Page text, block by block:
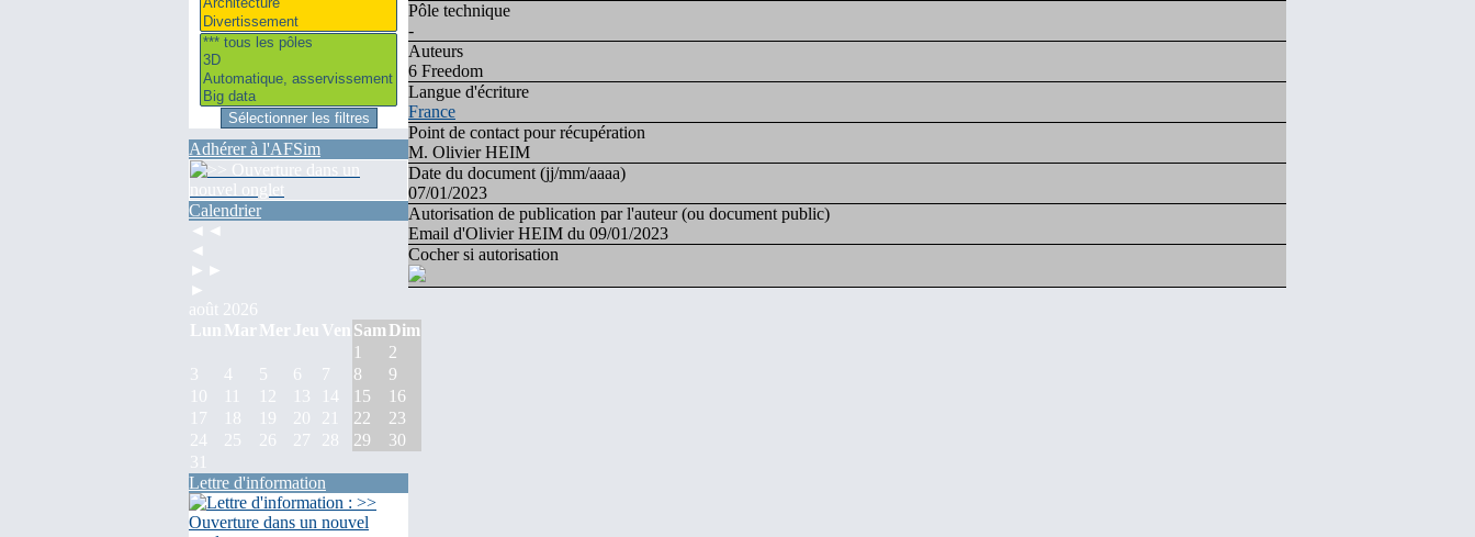
Adhérer à l'AFSim
Calendrier
◄◄
◄
►►
►
août 2026
Lun Mar Mer Jeu Ven Sam Dim
1
2
3
4 5 6 7 8
9
10
11 12 13 14 15
16
17
18 19 20 21 22
23
24
25 26 27 28 29
30
31
Lettre d'information
Pôle technique
-
Auteurs
6 Freedom
Langue d'écriture
France
Point de contact pour récupération
M. Olivier HEIM
Date du document (jj/mm/aaaa)
07/01/2023
Autorisation de publication par l'auteur (ou document public)
Email d'Olivier HEIM du 09/01/2023
Cocher si autorisation